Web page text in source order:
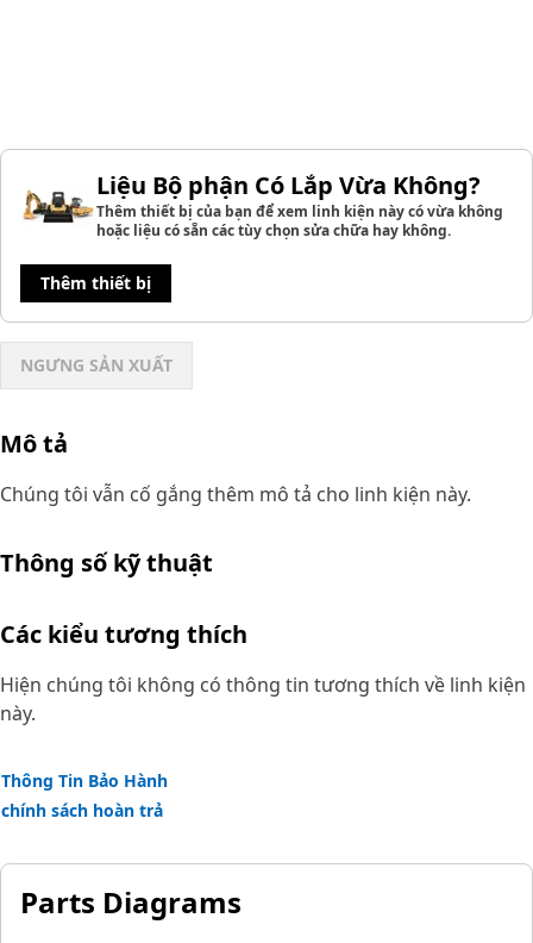
Liệu Bộ phận Có Lắp Vừa Không?
Thêm thiết bị của bạn để xem linh kiện này có vừa không
hoặc liệu có sẵn các tùy chọn sửa chữa hay không.
Thêm thiết bị
NGƯNG SẢN XUẤT
Mô tả
Chúng tôi vẫn cố gắng thêm mô tả cho linh kiện này.
Thông số kỹ thuật
Các kiểu tương thích
Hiện chúng tôi không có thông tin tương thích về linh kiện
này.
Thông Tin Bảo Hành
chính sách hoàn trả
Parts Diagrams